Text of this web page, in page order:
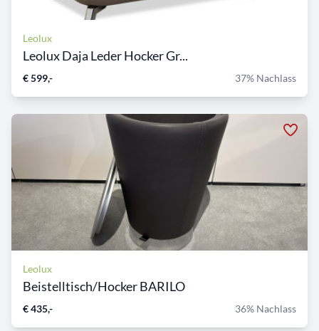
Leolux
Leolux Daja Leder Hocker Gr...
€ 599,- 37% Nachlass
Leolux
Beistelltisch/Hocker BARILO
€ 435,- 36% Nachlass